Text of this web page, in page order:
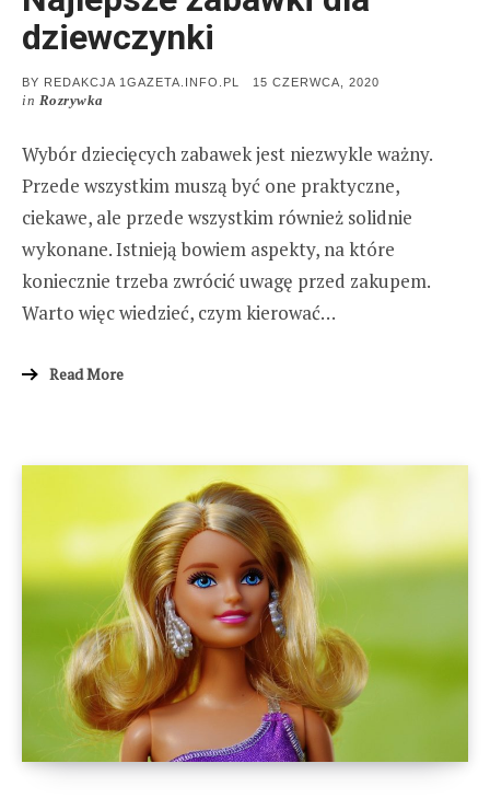
dziewczynki
BY REDAKCJA 1GAZETA.INFO.PL
POSTED
15 CZERWCA, 2020
in Rozrywka
Wybór dziecięcych zabawek jest niezwykle ważny.
Przede wszystkim muszą być one praktyczne,
ciekawe, ale przede wszystkim również solidnie
wykonane. Istnieją bowiem aspekty, na które
koniecznie trzeba zwrócić uwagę przed zakupem.
Warto więc wiedzieć, czym kierować…
Read More